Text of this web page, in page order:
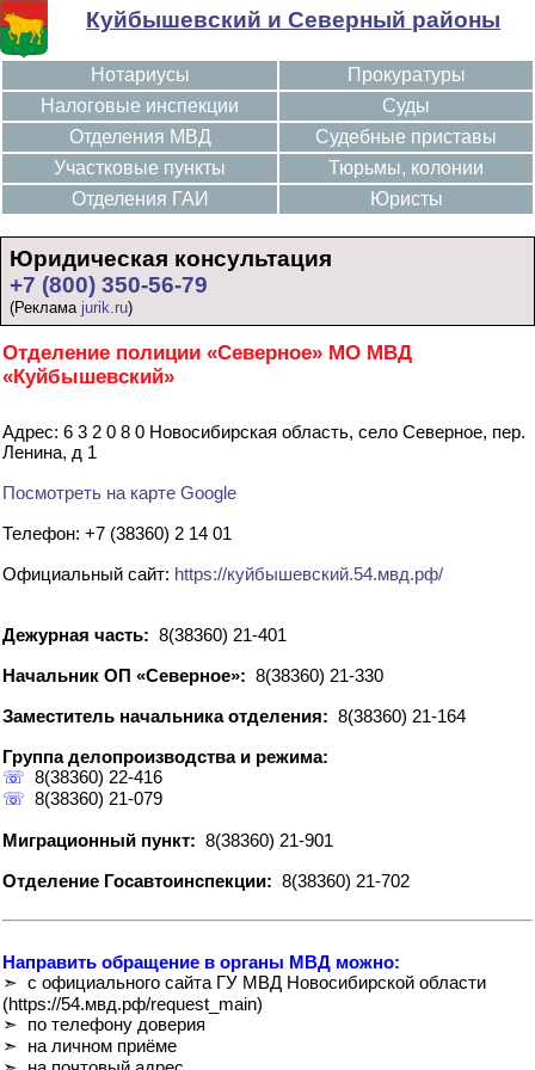
Куйбышевский и Северный районы
Нотариусы
Налоговые инспекции
Отделения МВД
Участковые пункты
Отделения ГАИ
Прокуратуры
Суды
Судебные приставы
Тюрьмы, колонии
Юристы
Юридическая консультация
+7 (800) 350-56-79
(Реклама jurik.ru)
Отделение полиции «Северное» МО МВД
«Куйбышевский»
Адрес: 6 3 2 0 8 0 Новосибирская область, село Северное, пер.
Ленина, д 1
Посмотреть на карте Google
Телефон: +7 (38360) 2 14 01
Официальный сайт: https://куйбышевский.54.мвд.рф/
Дежурная часть: 8(38360) 21-401
Начальник ОП «Северное»: 8(38360) 21-330
Заместитель начальника отделения: 8(38360) 21-164
Группа делопроизводства и режима:
☏ 8(38360) 22-416
☏ 8(38360) 21-079
Миграционный пункт: 8(38360) 21-901
Отделение Госавтоинспекции: 8(38360) 21-702
Направить обращение в органы МВД можно:
➣ с официального сайта ГУ МВД Новосибирской области
(https://54.мвд.рф/request_main)
➣ по телефону доверия
➣ на личном приёме